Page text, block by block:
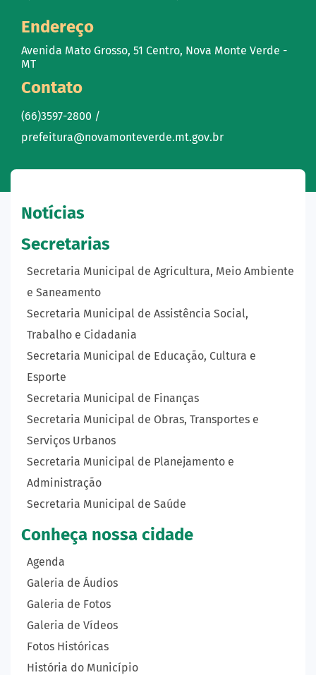
Endereço
Avenida Mato Grosso, 51 Centro, Nova Monte Verde -
MT
Contato
(66)3597-2800 /
prefeitura@novamonteverde.mt.gov.br
Notícias
Secretarias
Secretaria Municipal de Agricultura, Meio Ambiente
e Saneamento
Secretaria Municipal de Assistência Social,
Trabalho e Cidadania
Secretaria Municipal de Educação, Cultura e
Esporte
Secretaria Municipal de Finanças
Secretaria Municipal de Obras, Transportes e
Serviços Urbanos
Secretaria Municipal de Planejamento e
Administração
Secretaria Municipal de Saúde
Conheça nossa cidade
Agenda
Galeria de Áudios
Galeria de Fotos
Galeria de Vídeos
Fotos Históricas
História do Município